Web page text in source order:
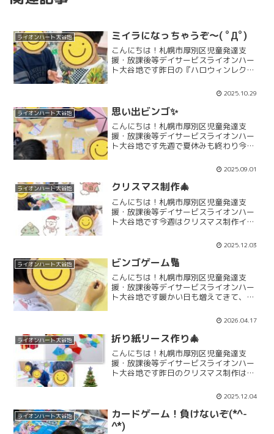
ライオンハート大谷地 ミイラになっちゃうぞ～( ﾟДﾟ)
こんにちは！札幌市厚別区児童発達支
援・放課後等デイサービスライオンハー
ト大谷地です昨日の『ハロウィンレク』
ゃいました💦トイレットペーパーを身体
に巻いていき、どのチームが先にミイラ
になれるか競う【ミイラ巻き...
2025.10.29
ライオンハート大谷地 思い出ビンゴ✨
こんにちは！札幌市厚別区児童発達支
援・放課後等デイサービスライオンハー
ト大谷地です先週で夏休みも終わり今日
まだまだ学校生活の時のリズムに戻り切
れていない様子が見られています💦無理
せず少しずつ以前の生活リズ...
2025.09.01
ライオンハート大谷地 クリスマス制作🎄
こんにちは！札幌市厚別区児童発達支
援・放課後等デイサービスライオンハー
ト大谷地です今週はクリスマス制作イベ
ス・・・みんなサンタさんに何お願いし
ようかワクワクな毎日です😳💭🫶🏻ライ
オンハートではクリスマスに向け...
2025.12.03
ライオンハート大谷地 ビンゴゲーム🔢
こんにちは！札幌市厚別区児童発達支
援・放課後等デイサービスライオンハー
ト大谷地です暖かい日も増えてきて、少
てきましたね🌸さて、今週のイベント活
動では「ビンゴゲーム」をしました！そ
れぞれ自分の好きなもの(食...
2026.04.17
ライオンハート大谷地 折り紙リース作り🎄
こんにちは！札幌市厚別区児童発達支
援・放課後等デイサービスライオンハー
ト大谷地です昨日のクリスマス制作は、
はとても簡単ですが、組立てになると少
し難しいんですよね・・・💦ですが、お
友だち同士で教え合いながら...
2025.12.04
ライオンハート大谷地
カードゲーム！負けないぞ(*^-
^*)